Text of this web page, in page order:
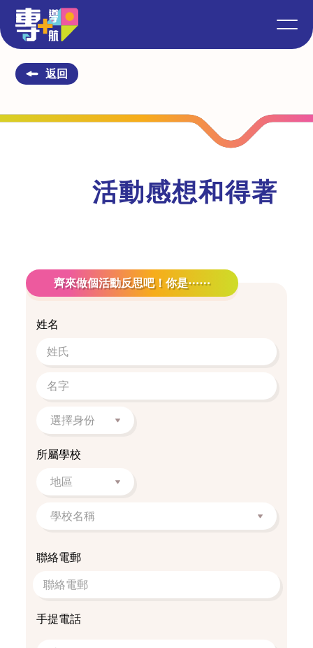
返回
活動感想和得著
齊來做個活動反思吧！你是⋯⋯
姓名
所屬學校
聯絡電郵
手提電話